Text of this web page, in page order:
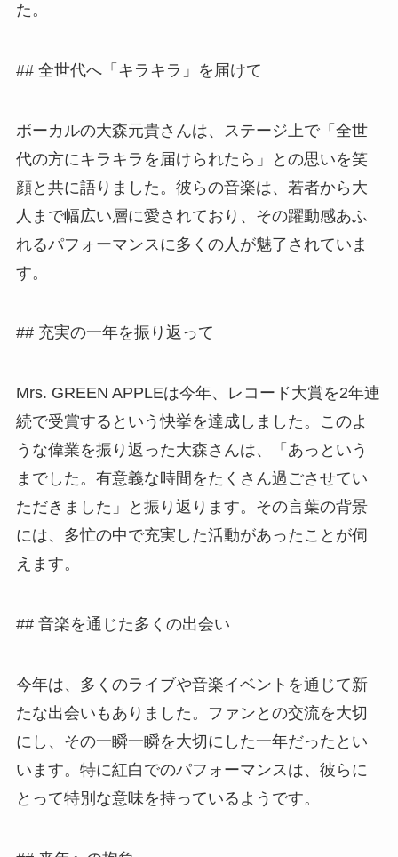
た。
## 全世代へ「キラキラ」を届けて
ボーカルの大森元貴さんは、ステージ上で「全世
代の方にキラキラを届けられたら」との思いを笑
顔と共に語りました。彼らの音楽は、若者から大
人まで幅広い層に愛されており、その躍動感あふ
れるパフォーマンスに多くの人が魅了されていま
す。
## 充実の一年を振り返って
Mrs. GREEN APPLEは今年、レコード大賞を2年連
続で受賞するという快挙を達成しました。このよ
うな偉業を振り返った大森さんは、「あっという
までした。有意義な時間をたくさん過ごさせてい
ただきました」と振り返ります。その言葉の背景
には、多忙の中で充実した活動があったことが伺
えます。
## 音楽を通じた多くの出会い
今年は、多くのライブや音楽イベントを通じて新
たな出会いもありました。ファンとの交流を大切
にし、その一瞬一瞬を大切にした一年だったとい
います。特に紅白でのパフォーマンスは、彼らに
とって特別な意味を持っているようです。